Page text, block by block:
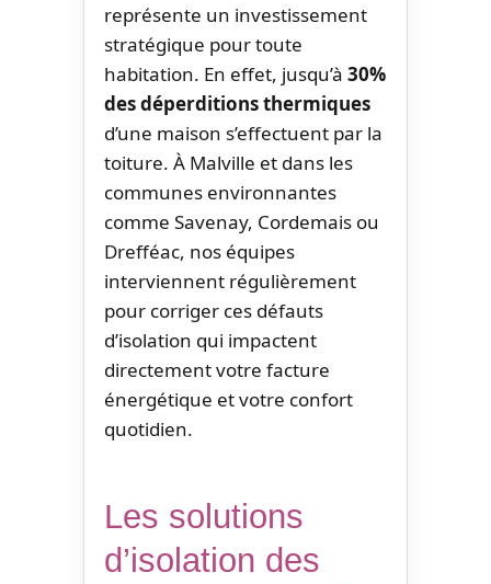
représente un investissement
stratégique pour toute
habitation. En effet, jusqu’à 30%
des déperditions thermiques
d’une maison s’effectuent par la
toiture. À Malville et dans les
communes environnantes
comme Savenay, Cordemais ou
Drefféac, nos équipes
interviennent régulièrement
pour corriger ces défauts
d’isolation qui impactent
directement votre facture
énergétique et votre confort
quotidien.
Les solutions
d’isolation des